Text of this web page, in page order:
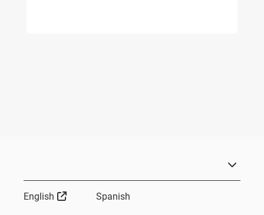
English External Link
Spanish